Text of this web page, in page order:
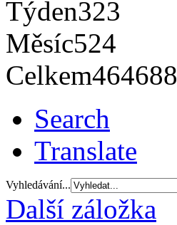
Týden323
Měsíc524
Celkem464688
Search
Translate
Vyhledávání...
Další záložka